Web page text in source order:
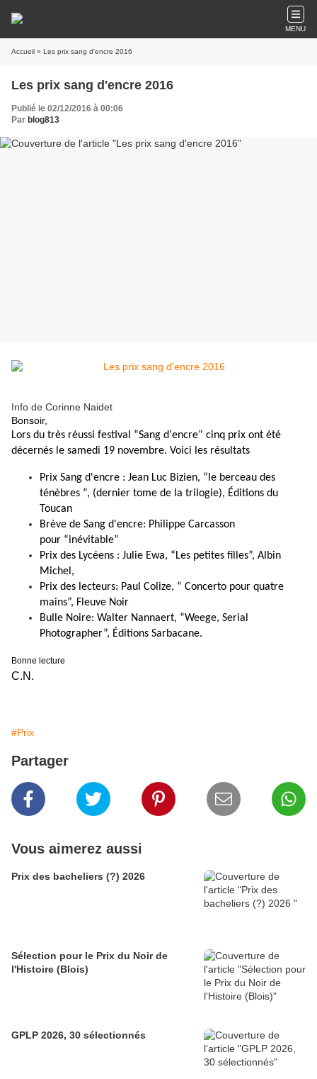
MENU
Accueil » Les prix sang d'encre 2016
Les prix sang d'encre 2016
Publié le 02/12/2016 à 00:06
Par blog813
Info de Corinne Naidet
​Bonsoir,
Lors du très réussi festival “Sang d'encre” cinq prix ont été
décernés le samedi 19 novembre. Voici les résultats
Prix Sang d'encre : Jean Luc Bizien, “le berceau des
ténèbres “, (dernier tome de la trilogie), Éditions du
Toucan
Brève de Sang d'encre: Philippe Carcasson
pour “inévitable”
Prix des Lycéens : Julie Ewa, “Les petites filles”, Albin
Michel,
Prix des lecteurs: Paul Colize, “ Concerto pour quatre
mains”, Fleuve Noir
Bulle Noire: Walter Nannaert, “Weege, Serial
Photographer”, Éditions Sarbacane.
Bonne lecture
C.N.
#Prix
Partager
Vous aimerez aussi
Prix des bacheliers (?) 2026
Sélection pour le Prix du Noir de
l'Histoire (Blois)
GPLP 2026, 30 sélectionnés